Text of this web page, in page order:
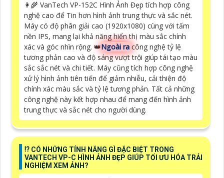
👩‍🌾 VanTech VP-152C Hình Ảnh Đẹp tích hợp công
nghệ cao để Tin hơn hình ảnh trung thực và sắc nét.
Máy có độ phân giải cao (1920x1080) cùng với tấm
nền IPS, mang lại khả năng hiển thị màu sắc chính
xác và góc nhìn rộng. 👑Ngoài ra công nghệ tỷ lệ
tương phản cao và độ sáng vượt trội giúp tái tạo màu
sắc sắc nét và chi tiết. Máy cũng tích hợp công nghệ
xử lý hình ảnh tiên tiến để giảm nhiễu, cải thiện độ
chính xác màu sắc và tỷ lệ tương phản. Tất cả những
công nghệ này kết hợp nhau để mang đến hình ảnh
trung thực và sắc nét cho người dùng.
⁉️ CÓ NHỮNG TÍNH NĂNG GÌ ĐẶC BIỆT TRONG
VANTECH VP-C HÌNH ẢNH ĐẸP GIÚP TỐI ƯU HÓA TRẢI
NGHIỆM XEM ẢNH?